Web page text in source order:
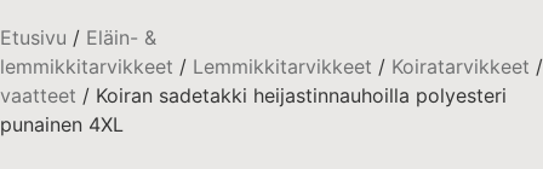
Etusivu / Eläin- &
lemmikkitarvikkeet / Lemmikkitarvikkeet / Koiratarvikkeet
vaatteet / Koiran sadetakki heijastinnauhoilla polyesteri
punainen 4XL